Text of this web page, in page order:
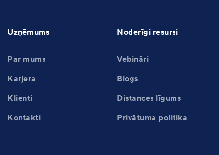
Uzņēmums
Par mums
Karjera
Klienti
Kontakti
Noderīgi resursi
Vebināri
Blogs
Distances līgums
Privātuma politika